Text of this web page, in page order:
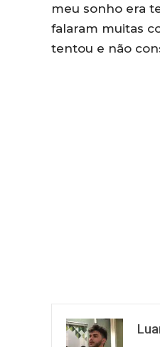
meu sonho era
falaram muitas
tentou e não